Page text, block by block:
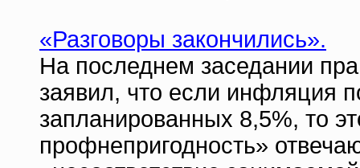
«Разговоры закончились».
На последнем заседании
заявил, что если инфляция
запланированных 8,5%, то
профнепригодность»